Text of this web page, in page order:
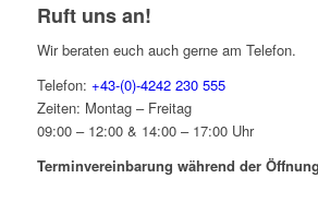
Ruft uns an!
Wir beraten euch auch gerne am Telefon.
Telefon: +43-(0)-4242 230 555
Zeiten: Montag – Freitag
09:00 – 12:00 & 14:00 – 17:00 Uhr
Terminvereinbarung während der